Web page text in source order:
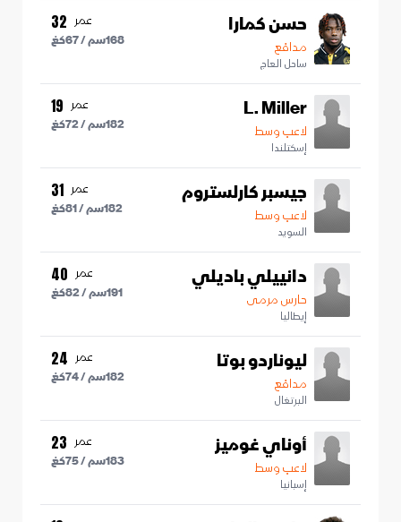
حسن كمارا
مدافع
ساحل العاج
عمر 32
168سم /67كغ
L. Miller
لاعب وسط
إسكتلندا
عمر 19
182سم /72كغ
جيسبر كارلستروم
لاعب وسط
السويد
عمر 31
182سم /81كغ
دانييلي باديلي
حارس مرمى
إيطاليا
عمر 40
191سم /82كغ
ليوناردو بوتا
مدافع
البرتغال
عمر 24
182سم /74كغ
أوناي غوميز
لاعب وسط
إسبانيا
عمر 23
183سم /75كغ